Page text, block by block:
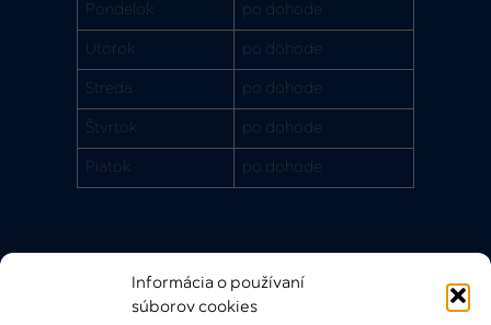
Informácia o používaní
súborov cookies
Pondelok po dohode
Utorok po dohode
Streda po dohode
Štvrtok po dohode
Piatok po dohode
Rýchle odkazy